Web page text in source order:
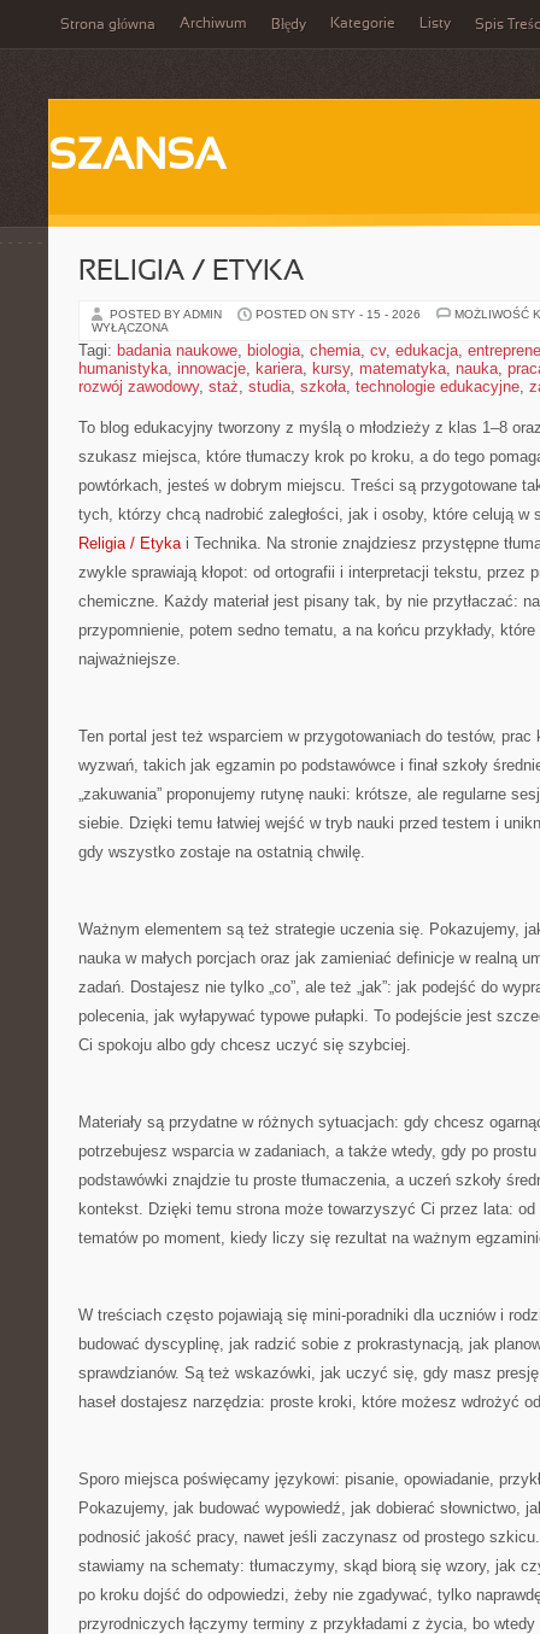
Strona główna Archiwum Błędy Kategorie Listy Spis
SZANSA
RELIGIA / ETYKA
POSTED BY ADMIN POSTED ON STY - 15 - 2026
MOŻLIWOŚĆ
WYŁĄCZONA
Tagi: badania naukowe, biologia, chemia, cv, edukacja,
humanistyka, innowacje, kariera, kursy, matematyka, nauka,
rozwój zawodowy, staż, studia, szkoła, technologie edukacyjne,
To blog edukacyjny tworzony z myślą o młodzieży z klas 1–8
szukasz miejsca, które tłumaczy krok po kroku, a do tego
powtórkach, jesteś w dobrym miejscu. Treści są przygotowane
tych, którzy chcą nadrobić zaległości, jak i osoby, które celują w
Religia / Etykai Technika. Na stronie znajdziesz przystępne
zwykle sprawiają kłopot: od ortografii i interpretacji tekstu, przez
chemiczne. Każdy materiał jest pisany tak, by nie przytłaczać:
przypomnienie, potem sedno tematu, a na końcu przykłady,
najważniejsze.
Ten portal jest też wsparciem w przygotowaniach do testów,
wyzwań, takich jak egzamin po podstawówce i finał szkoły
„zakuwania” proponujemy rutynę nauki: krótsze, ale regularne
siebie. Dzięki temu łatwiej wejść w tryb nauki przed testem i
gdy wszystko zostaje na ostatnią chwilę.
Ważnym elementem są też strategie uczenia się. Pokazujemy,
nauka w małych porcjach oraz jak zamieniać definicje w realną
zadań. Dostajesz nie tylko „co”, ale też „jak”: jak podejść do
polecenia, jak wyłapywać typowe pułapki. To podejście jest
Ci spokoju albo gdy chcesz uczyć się szybciej.
Materiały są przydatne w różnych sytuacjach: gdy chcesz
potrzebujesz wsparcia w zadaniach, a także wtedy, gdy po
podstawówki znajdzie tu proste tłumaczenia, a uczeń szkoły
kontekst. Dzięki temu strona może towarzyszyć Ci przez lata:
tematów po moment, kiedy liczy się rezultat na ważnym
W treściach często pojawiają się mini-poradniki dla uczniów i
budować dyscyplinę, jak radzić sobie z prokrastynacją, jak
sprawdzianów. Są też wskazówki, jak uczyć się, gdy masz
haseł dostajesz narzędzia: proste kroki, które możesz wdrożyć
Sporo miejsca poświęcamy językowi: pisanie, opowiadanie,
Pokazujemy, jak budować wypowiedź, jak dobierać słownictwo,
podnosić jakość pracy, nawet jeśli zaczynasz od prostego
stawiamy na schematy: tłumaczymy, skąd biorą się wzory, jak
po kroku dojść do odpowiedzi, żeby nie zgadywać, tylko
przyrodniczych łączymy terminy z przykładami z życia, bo